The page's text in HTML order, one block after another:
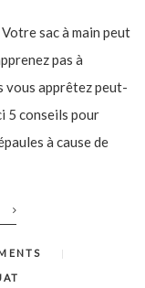
sac à main peut
pas à
vous apprêtez peut-
5 conseils pour
à cause de